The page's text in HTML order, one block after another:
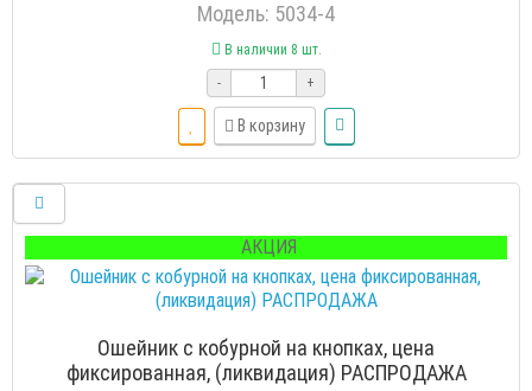
Модель: 5034-4
В наличии 8 шт.
-
+
В корзину
АКЦИЯ
Ошейник с кобурной на кнопках, цена
фиксированная, (ликвидация) РАСПРОДАЖА